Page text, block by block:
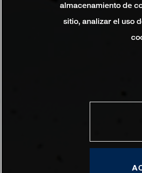
almacenamiento de
sitio, analizar el uso